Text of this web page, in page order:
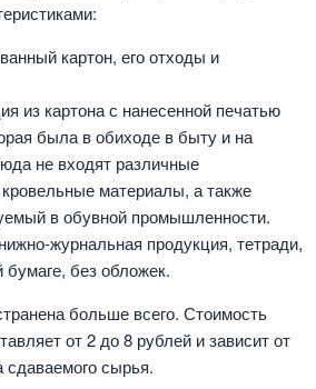
картон, его отходы и
из картона с нанесенной печатью
была в обиходе в быту и на
не входят различные
материалы, а также
в обувной промышленности.
журнальная продукция, тетради,
без обложек.
больше всего. Стоимость
от 2 до 8 рублей и зависит от
сдаваемого сырья.